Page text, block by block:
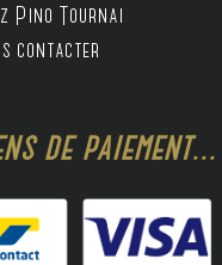
Pino Tournai
contacter
de paiement...